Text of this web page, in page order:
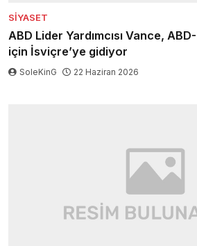
SIYASET
ABD Lider Yardımcısı Vance,
için İsviçre’ye gidiyor
SoleKinG 22 Haziran 2026